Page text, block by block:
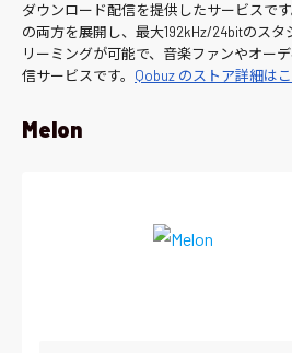
ダウンロード配信を提供したサービスで
の両方を展開し、最大192kHz/24bitのス
リーミングが可能で、音楽ファンやオー
信サービスです。 Qobuz のストア詳細は
Melon